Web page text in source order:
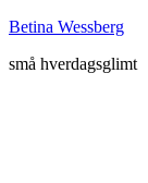
Betina Wessberg
små hverdagsglimt